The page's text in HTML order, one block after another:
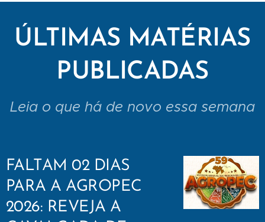
ÚLTIMAS MATÉRIAS
PUBLICADAS
Leia o que há de novo essa semana
FALTAM 02 DIAS
PARA A AGROPEC
2026: REVEJA A